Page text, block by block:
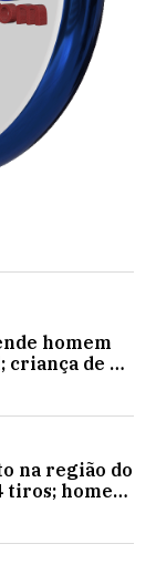
homem
de 9
na região do
tiros; homem